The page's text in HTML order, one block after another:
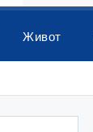
Живот